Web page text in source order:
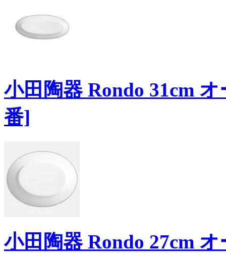
小田陶器 Rondo 31cm
番]
小田陶器 Rondo 27cm